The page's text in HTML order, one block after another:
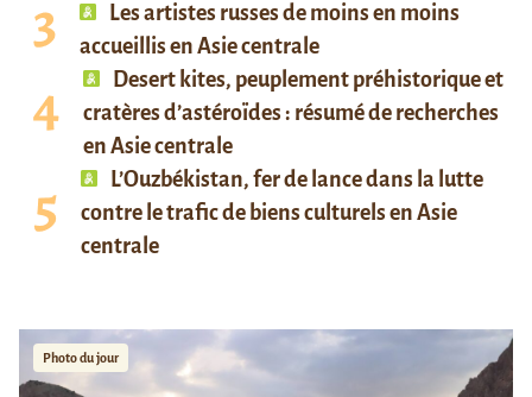
Les artistes russes de moins en moins
accueillis en Asie centrale
Desert kites, peuplement préhistorique et
cratères d’astéroïdes : résumé de recherches
en Asie centrale
L’Ouzbékistan, fer de lance dans la lutte
contre le trafic de biens culturels en Asie
centrale
Photo du jour